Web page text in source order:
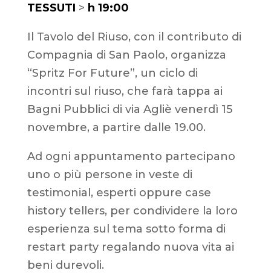
TESSUTI > h 19:00
Il Tavolo del Riuso, con il contributo di
Compagnia di San Paolo, organizza
“Spritz For Future”, un ciclo di
incontri sul riuso, che farà tappa ai
Bagni Pubblici di via Agliè venerdì 15
novembre, a partire dalle 19.00.
Ad ogni appuntamento partecipano
uno o più persone in veste di
testimonial, esperti oppure case
history tellers, per condividere la loro
esperienza sul tema sotto forma di
restart party regalando nuova vita ai
beni durevoli.